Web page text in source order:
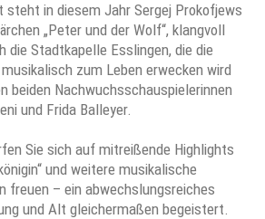
steht in diesem Jahr Sergej Prokofjews
„Peter und der Wolf“, klangvoll
die Stadtkapelle Esslingen, die die
zum Leben erwecken wird
beiden Nachwuchsschauspielerinnen
und Frida Balleyer.
Sie sich auf mitreißende Highlights
und weitere musikalische
freuen – ein abwechslungsreiches
und Alt gleichermaßen begeistert.